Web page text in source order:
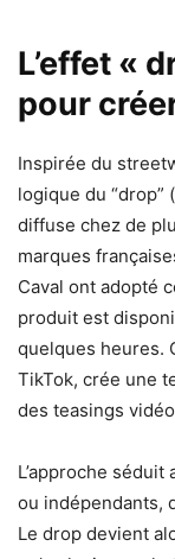
L’effet «
pour
Inspirée du
logique du
diffuse chez de
marques
Caval ont adopté
produit est
quelques heures.
TikTok, crée une
des teasings
L’approche
ou indépendants,
Le drop devient